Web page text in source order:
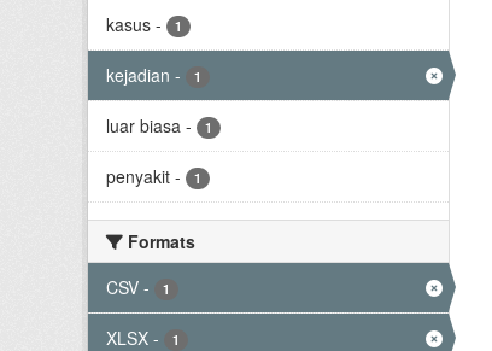
kasus - 1
kejadian - 1
luar biasa - 1
penyakit - 1
Formats
CSV - 1
XLSX - 1